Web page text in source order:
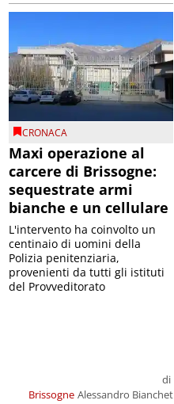
CRONACA
Maxi operazione al
carcere di Brissogne:
sequestrate armi
bianche e un cellulare
Brissogne
di
Alessandro Bianchet
L'intervento ha coinvolto un
centinaio di uomini della
Polizia penitenziaria,
provenienti da tutti gli istituti
del Provveditorato